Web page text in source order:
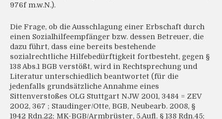
976f m.w.N.).
Die Frage, ob die Ausschlagung einer Erbschaft durch
einen Sozialhilfeempfänger bzw. dessen Betreuer, die
dazu führt, dass eine bereits bestehende
sozialrechtliche Hilfebedürftigkeit fortbesteht, gegen §
138 Abs.1 BGB verstößt, wird in Rechtsprechung und
Literatur unterschiedlich beantwortet (für die
jedenfalls grundsätzliche Annahme eines
Sittenverstoßes OLG Stuttgart NJW 2001, 3484 = ZE­V
2002, 367 ; Staudinger/Otte, BGB, Neubearb. 2008, §
1942 Rdn.22; MK-BGB/Armbrüster, 5.Aufl. § 138 Rdn.45;